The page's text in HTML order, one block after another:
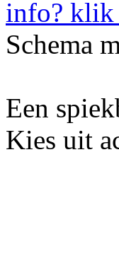
Schema
Een
Kies uit